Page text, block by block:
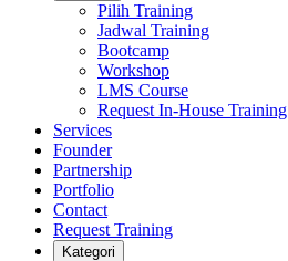
Pilih Training
Jadwal Training
Bootcamp
Workshop
LMS Course
Request In-House Training
Services
Founder
Partnership
Portfolio
Contact
Request Training
Kategori